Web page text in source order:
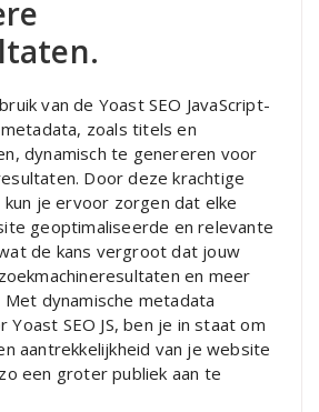
van de Yoast SEO JavaScript-
zoals titels en
dynamisch te genereren voor
Door deze krachtige
je ervoor zorgen dat elke
geoptimaliseerde en relevante
de kans vergroot dat jouw
en meer
dynamische metadata
SEO JS, ben je in staat om
aantrekkelijkheid van je website
een groter publiek aan te